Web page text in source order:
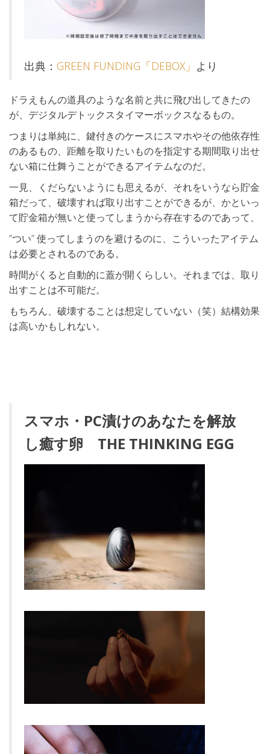
出典： GREEN FUNDING「DEBOX」 より
ドラえもんの道具のような名前と共に飛び出してきたの
が、デジタルデトックスタイマーボックスなるもの。
つまりは単純に、鍵付きのケースにスマホやその他依存性
のあるもの、距離を取りたいものを指定する期間取り出せ
ない箱に仕舞うことができるアイテムなのだ。
一見、くだらないようにも思えるが、それをいうなら貯金
箱だって、破壊すれば取り出すことができるが、かといっ
て貯金箱が無いと使ってしまうから存在するのであって、
”つい” 使ってしまうのを避けるのに、こういったアイテム
は必要とされるのである。
時間がくると自動的に蓋が開くらしい。それまでは、取り
出すことは不可能だ。
もちろん、破壊することは想定していない（笑）結構効果
は高いかもしれない。
スマホ・PC漬けのあなたを解放
し癒す卵 THE THINKING EGG